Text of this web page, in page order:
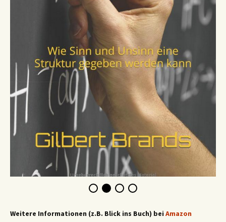
Weitere Informationen (z.B. Blick ins Buch) bei Amazon